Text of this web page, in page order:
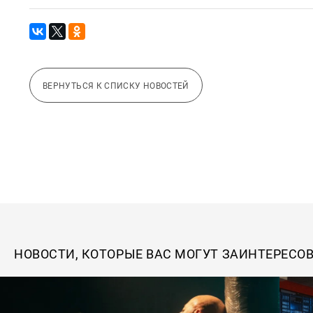
ВЕРНУТЬСЯ К СПИСКУ НОВОСТЕЙ
НОВОСТИ, КОТОРЫЕ ВАС МОГУТ